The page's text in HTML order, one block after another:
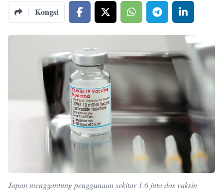
Kongsi
Japan menggantung penggunaan sekitar 1.6 juta dos vaksin